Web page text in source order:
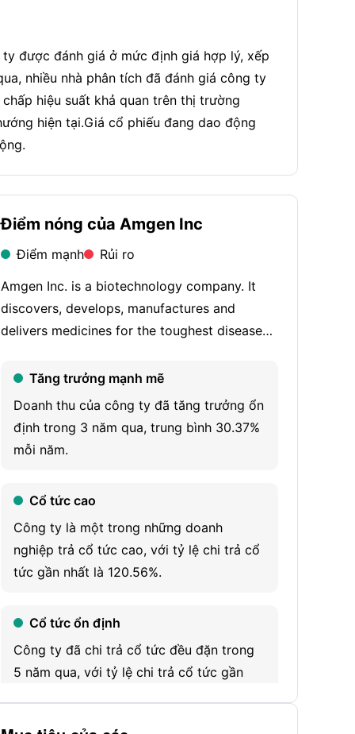
được đánh giá ở mức định giá hợp lý, xếp
nhiều nhà phân tích đã đánh giá công ty
hiệu suất khả quan trên thị trường
hiện tại.Giá cổ phiếu đang dao động
Điểm nóng của Amgen Inc
Điểm mạnh
Rủi ro
Amgen Inc. is a biotechnology company. It
discovers, develops, manufactures and
delivers medicines for the toughest diseases.
need and leverages its expertise to strive for
solutions that improve people’s lives. It
operates in the human therapeutics segment.
Its marketed products portfolio includes
(pegfilgrastim); KANJINTI (trastuzumab-
anns); Otezla; BLINCYTO (blinatumomab);
ACTIMMUNE (interferon gamma-1b); Neulasta
(pegfilgrastim); Sensipar/Mimpara
QUINSAIR (levofloxacin); Repatha
(evolocumab) and others. It markets ENBREL,
a tumor necrosis factor blocker, in the United
molecule that inhibits phosphodiesterase 4, in
many countries around the world. It markets
Tăng trưởng mạnh mẽ
Doanh thu của công ty đã tăng trưởng ổn
định trong 3 năm qua, trung bình 30.37%
mỗi năm.
Cổ tức cao
Công ty là một trong những doanh
nghiệp trả cổ tức cao, với tỷ lệ chi trả cổ
tức gần nhất là 120.56%.
Cổ tức ổn định
Công ty đã chi trả cổ tức đều đặn trong
5 năm qua, với tỷ lệ chi trả cổ tức gần